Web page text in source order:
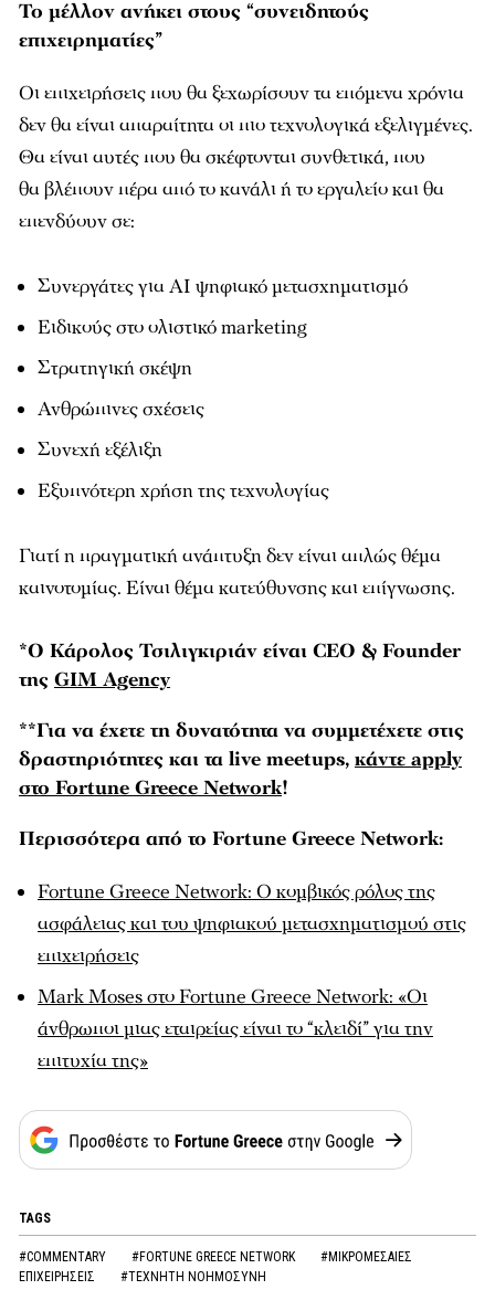
Το μέλλον ανήκει στους “συνειδητούς
επιχειρηματίες”
Οι επιχειρήσεις που θα ξεχωρίσουν τα επόμενα χρόνια
δεν θα είναι απαραίτητα οι πιο τεχνολογικά εξελιγμένες.
Θα είναι αυτές που θα σκέφτονται συνθετικά, που
θα βλέπουν πέρα από το κανάλι ή το εργαλείο και θα
επενδύουν σε:
Συνεργάτες για AI ψηφιακό μετασχηματισμό
Ειδικούς στο ολιστικό marketing
Στρατηγική σκέψη
Ανθρώπινες σχέσεις
Συνεχή εξέλιξη
Εξυπνότερη χρήση της τεχνολογίας
Γιατί η πραγματική ανάπτυξη δεν είναι απλώς θέμα
καινοτομίας. Είναι θέμα κατεύθυνσης και επίγνωσης.
*Ο Κάρολος Τσιλιγκιριάν είναι CEO & Founder
της GIM Agency
**Για να έχετε τη δυνατότητα να συμμετέχετε στις
δραστηριότητες και τα live meetups, κάντε apply
στο Fortune Greece Network!
Περισσότερα από το Fortune Greece Network:
Fortune Greece Network: Ο κομβικός ρόλος της
ασφάλειας και του ψηφιακού μετασχηματισμού στις
επιχειρήσεις
Mark Moses στο Fortune Greece Network: «Οι
άνθρωποι μιας εταιρείας είναι το “κλειδί” για την
επιτυχία της»
TAGS
#COMMENTARY #FORTUNE GREECE NETWORK
#ΜΙΚΡΟΜΕΣΑΙΕΣ
ΕΠΙΧΕΙΡΗΣΕΙΣ
#ΤΕΧΝΗΤΗ ΝΟΗΜΟΣΥΝΗ